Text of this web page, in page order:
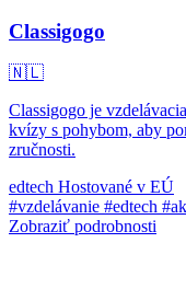
Classigogo
🇳🇱
Classigogo je
kvízy s pohybom, aby
zručnosti.
edtech Hostované v EÚ
#vzdelávanie #edtech
Zobraziť podrobnosti